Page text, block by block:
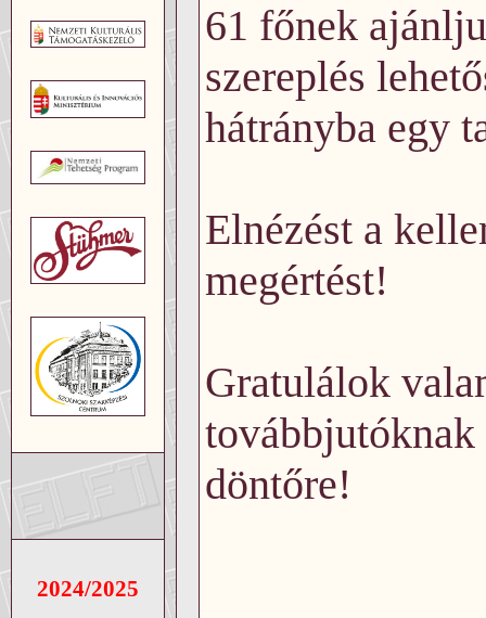
2024/2025
61 főnek
szereplés
hátrányba egy
Elnézést a
megértést!
Gratulálok
döntőre!